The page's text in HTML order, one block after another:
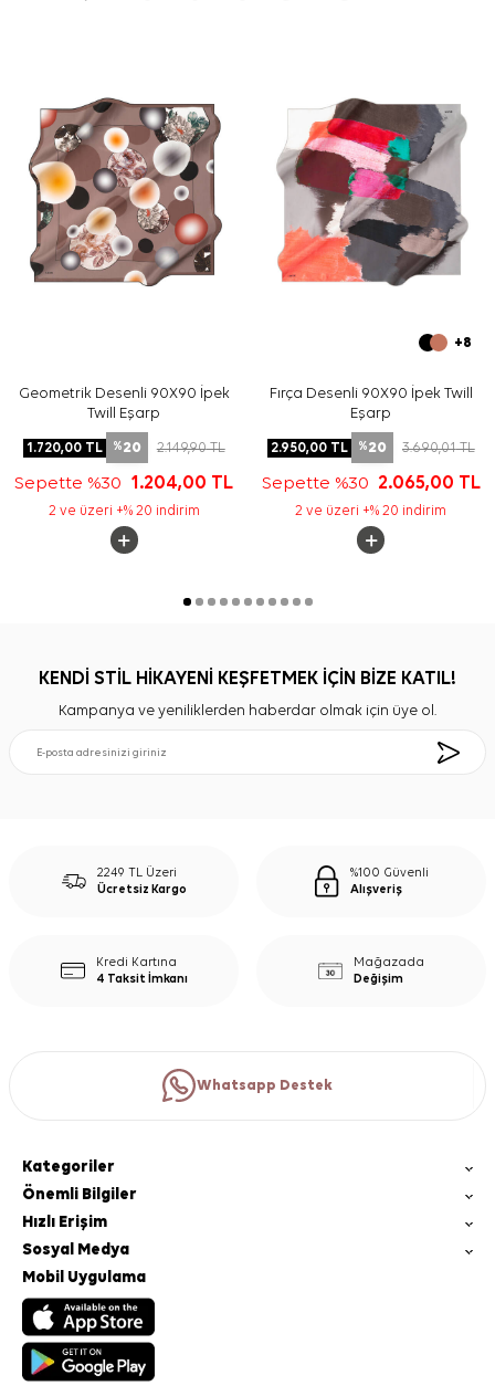
gerektiğinde
Aker İpek Eşarp Şampuanıkullanımı
destekleyici bir seçenek sunar.
Sıkça Sorulan Sorular
Bu eşarp hangi ölçüdedir?
Ürünün materyali nedir?
Deseni ve renkleri nasıldır?
Hangi kombinlerle kullanılabilir?
Geometrik Desenli 90X90 İpek
Twill Eşarp
1.720,00TL %20 2.149,90TL
Sepette %30 1.204,00 TL
2 ve üzeri +% 20 indirim
+8
Fırça Desenli 90X90 İpek Twill
Eşarp
2.950,00TL %20 3.690,01TL
Sepette %30 2.065,00 TL
2 ve üzeri +% 20 indirim
KENDİ STİL HİKAYENİ KEŞFETMEK İÇİN BİZE KATIL!
Kampanya ve yeniliklerden haberdar olmak için üye ol.
2249 TL Üzeri
Ücretsiz Kargo
%100 Güvenli
Alışveriş
Kredi Kartına
4 Taksit İmkanı
Mağazada
Değişim
Whatsapp Destek
Kategoriler
Önemli Bilgiler
Hızlı Erişim
Sosyal Medya
Mobil Uygulama